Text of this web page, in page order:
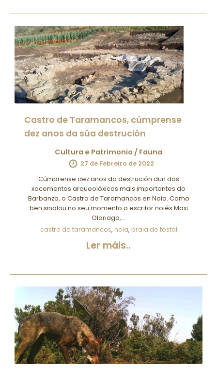
Castro de Taramancos, cúmprense
dez anos da súa destrución
Cultura e Patrimonio / Fauna
27 de Febreiro de 2022
Cúmprense dez anos da destrución dun dos
xacementos arqueolóxicos mais importantes do
Barbanza, o Castro de Taramancos en Noia. Como
ben sinalou no seu momento o escritor noiés Maxi
Olariaga,…
castro de taramancos, noia, praia de testal
Ler máis..